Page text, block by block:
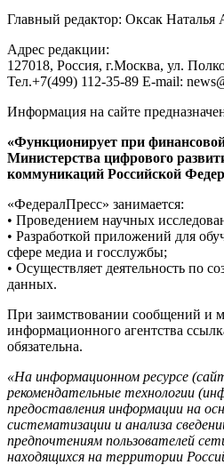
Главный редактор: Оксак Наталья
Адрес редакции:
127018, Россия, г.Москва, ул.
Тел.+7(499) 112-35-89 E-mail:
Информация на сайте
«Функционирует при
Министерства цифрового
коммуникаций Российской
«ФедералПресс» занимается:
• Проведением научных
• Разработкой приложений для
сфере медиа и госслужбы;
• Осуществляет деятельность по
данных.
При заимствовании сообщений и
информационного агентства
обязательна.
«На информационном ресурсе
рекомендательные технологии
предоставления информации на
систематизации и анализа
предпочтениям пользователей
находящихся на территории